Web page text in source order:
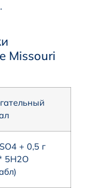
Missouri
+ 0,5 г
5H2O